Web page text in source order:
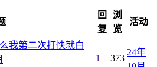
回
复
浏
览
活动
我第二次打快就白
1 373
24年